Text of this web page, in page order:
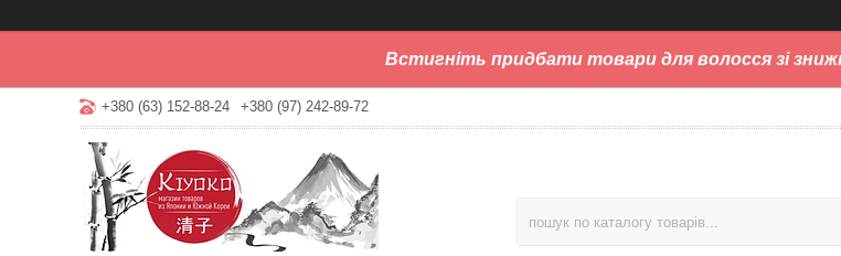
Встигніть придбати товари для волосся зі
+380 (63) 152-88-24 +380 (97) 242-89-72